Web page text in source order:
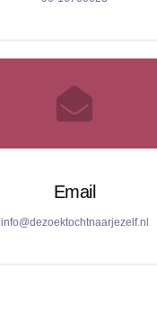
Email
info@dezoektochtnaarjezelf.nl